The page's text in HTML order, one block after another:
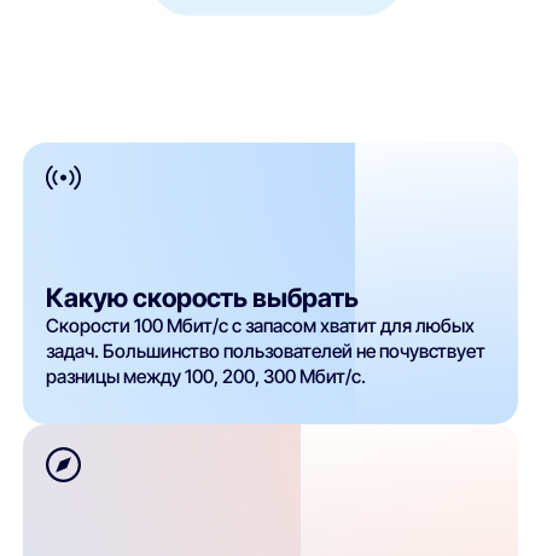
Какую скорость выбрать
Скорости 100 Мбит/с с запасом хватит для любых
задач. Большинство пользователей не почувствует
разницы между 100, 200, 300 Мбит/с.